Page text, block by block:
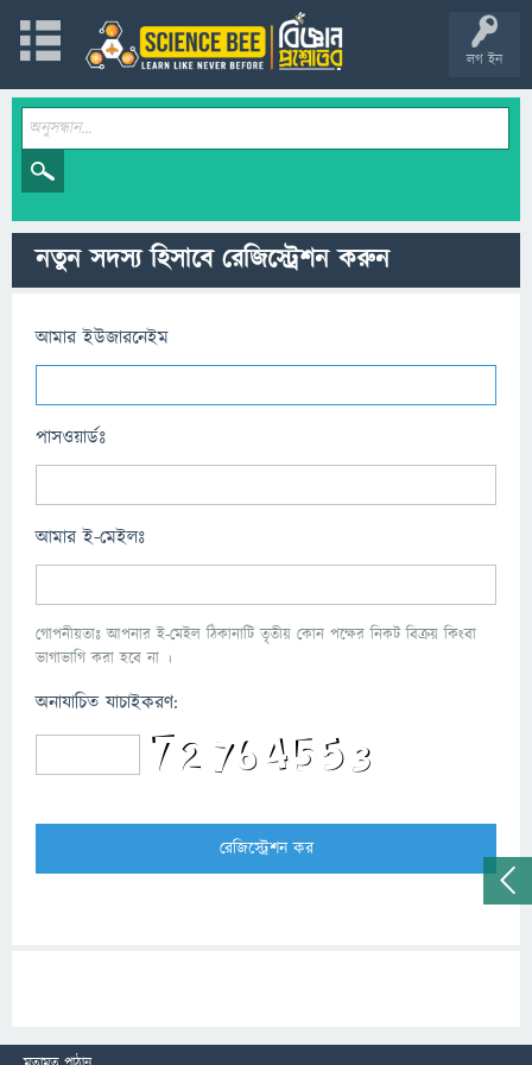
লগ ইন
নতুন সদস্য হিসাবে রেজিস্ট্রেশন করুন
আমার ইউজারনেইম
পাসওয়ার্ডঃ
আমার ই-মেইলঃ
গোপনীয়তাঃ আপনার ই-মেইল ঠিকানাটি তৃতীয় কোন পক্ষের নিকট বিক্রয় কিংবা
ভাগাভাগি করা হবে না ।
অনাযাচিত যাচাইকরণ: